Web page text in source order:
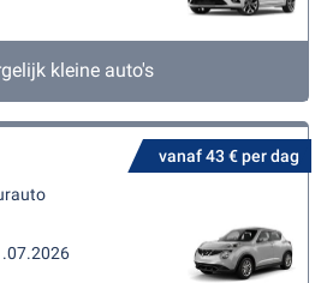
kleine auto's
vanaf 43 € per dag